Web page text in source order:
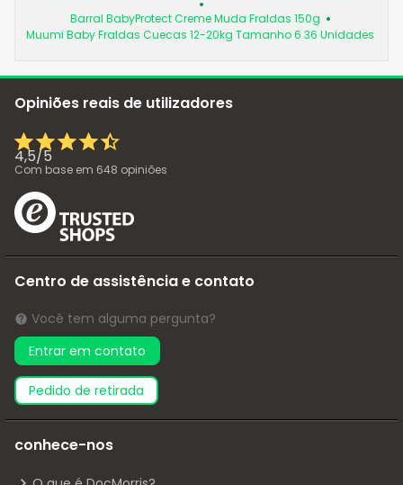
Barral BabyProtect Creme Muda Fraldas 150g
Muumi Baby Fraldas Cuecas 12-20kg Tamanho 6 36 Unidades
Opiniões reais de utilizadores
4,5/5
Com base em 648 opiniões
Centro de assistência e contato
Você tem alguma pergunta?
Entrar em contato
pedido de retirada
conhece-nos